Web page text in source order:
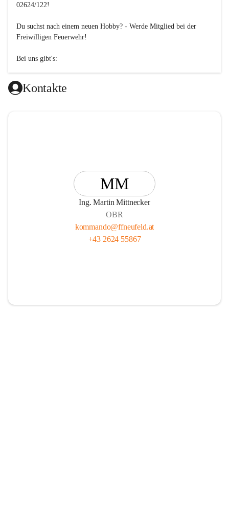
02624/122!
Du suchst nach einem neuen Hobby? - Werde Mitglied bei der
Freiwilligen Feuerwehr!
Bei uns gibt's:
🚒 spannende Übungen und Einsätze
🚒 interessante Ausbildungen mit Tipps und Tricks fürs Leben
Kontakte
MM
Ing. Martin Mittnecker
OBR
kommando@ffneufeld.at
+43 2624 55867